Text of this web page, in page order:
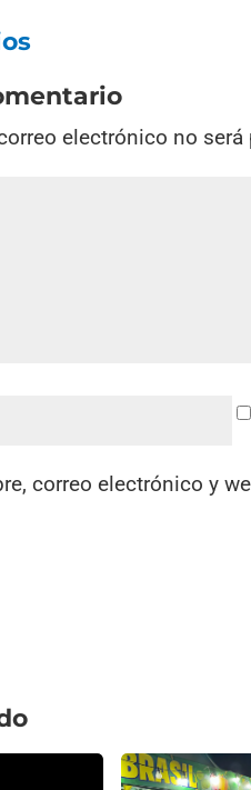
electrónico no será
correo electrónico y